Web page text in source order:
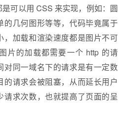
可以用 CSS 来实现，例如：圆
的几何图形等等，代码毕竟属于
，加载和渲染速度都是图片不可
片的加载都需要一个 http 的请
对同一域名下的请求是有一定数
的请求会被阻塞，从而延长用户
请求次数，也就提高了页面的呈